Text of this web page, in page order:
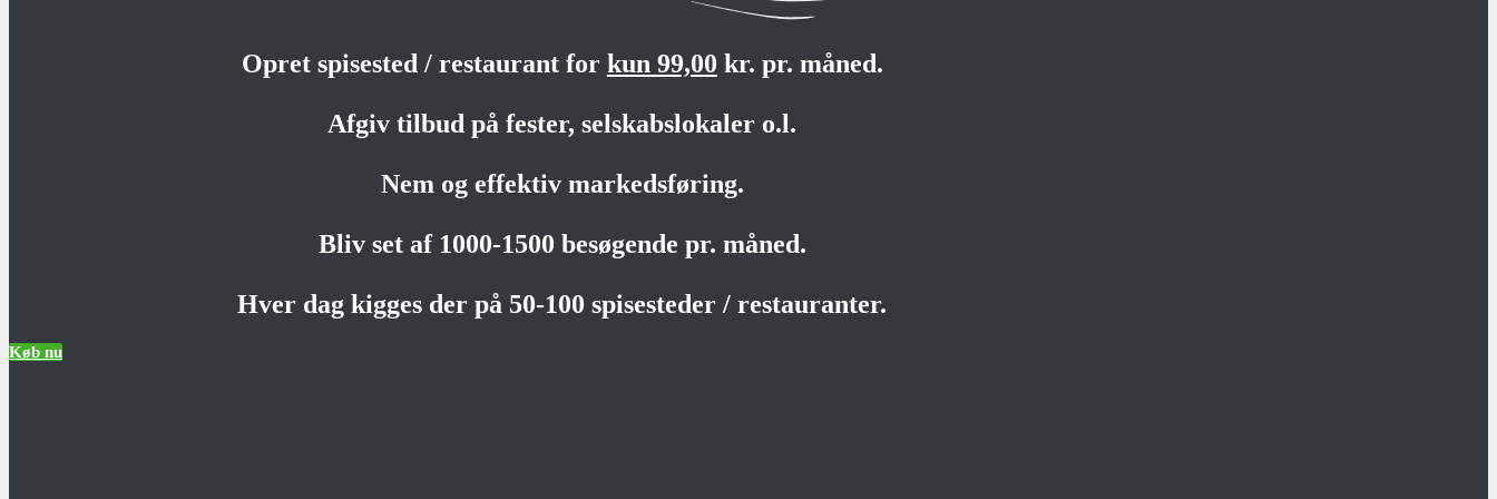
Opret spisested / restaurant for kun 99,00 kr. pr. måned.
Afgiv tilbud på fester, selskabslokaler o.l.
Nem og effektiv markedsføring.
Bliv set af 1000-1500 besøgende pr. måned.
Hver dag kigges der på 50-100 spisesteder / restauranter.
Køb nu